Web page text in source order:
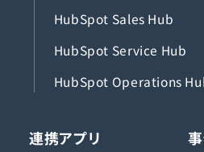
HubSpot Sales Hub
HubSpot Service Hub
HubSpot Operations
連携アプリ